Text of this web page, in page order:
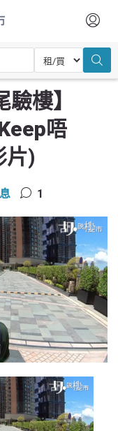
唔Keep到質素? (附影
驗樓】
唔
片)
1